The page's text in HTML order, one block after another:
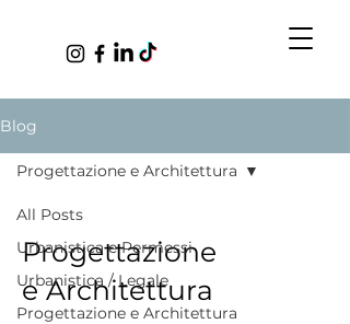
Blog
All Posts
Urbanistica e Permessi
Urbanistica / Legale
Progettazione e Architettura
Progettazione e Architettura
Progettazione
e Architettura